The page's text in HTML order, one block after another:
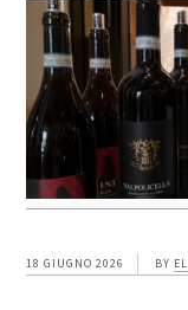
18 GIUGNO 2026 BY